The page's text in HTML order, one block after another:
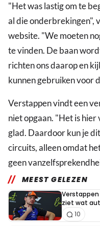
"Het was lastig om te
al die onderbrekingen",
website. "We moeten
te vinden. De baan
richten ons daarop en
kunnen gebruiken voor
Verstappen vindt een
niet opgaan. "Het is hier
glad. Daardoor kun je
circuits, alleen omdat
geen
MEEST GELEZEN
ziet wat
10